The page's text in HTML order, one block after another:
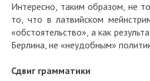
Интересно, таким образом, не
то, что в латвийском
«обстоятельство», а как
Берлина, не «неудобным»
Сдвиг грамматики